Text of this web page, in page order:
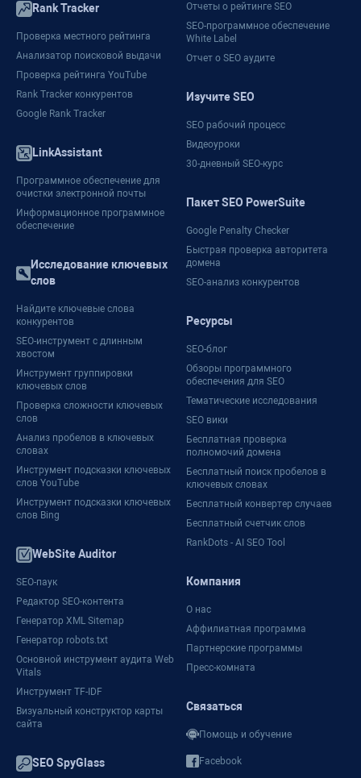
Rank Tracker
Проверка местного рейтинга
Анализатор поисковой выдачи
Проверка рейтинга YouTube
Rank Tracker конкурентов
Google Rank Tracker
LinkAssistant
Программное обеспечение для
очистки электронной почты
Информационное программное
обеспечение
Исследование ключевых
слов
Найдите ключевые слова
конкурентов
SEO-инструмент с длинным
хвостом
Инструмент группировки
ключевых слов
Проверка сложности ключевых
слов
Анализ пробелов в ключевых
словах
Инструмент подсказки ключевых
слов YouTube
Инструмент подсказки ключевых
слов Bing
WebSite Auditor
SEO-паук
Редактор SEO-контента
Генератор XML Sitemap
Генератор robots.txt
Основной инструмент аудита Web
Vitals
Инструмент TF-IDF
Визуальный конструктор карты
сайта
SEO SpyGlass
Отчеты о рейтинге SEO
SEO-программное обеспечение
White Label
Отчет о SEO аудите
Изучите SEO
SEO рабочий процесс
Видеоуроки
30-дневный SEO-курс
Пакет SEO PowerSuite
Google Penalty Checker
Быстрая проверка авторитета
домена
SEO-анализ конкурентов
Ресурсы
SEO-блог
Обзоры программного
обеспечения для SEO
Тематические исследования
SEO вики
Бесплатная проверка
полномочий домена
Бесплатный поиск пробелов в
ключевых словах
Бесплатный конвертер случаев
Бесплатный счетчик слов
RankDots - AI SEO Tool
Компания
О нас
Аффилиатная программа
Партнерские программы
Пресс-комната
Связаться
Помощь и обучение
Facebook